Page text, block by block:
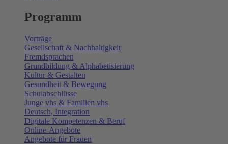
Programm
Vorträge
Gesellschaft & Nachhaltigkeit
Fremdsprachen
Grundbildung & Alphabetisierung
Kultur & Gestalten
Gesundheit & Bewegung
Schulabschlüsse
Junge vhs & Familien vhs
Deutsch, Integration
Digitale Kompetenzen & Beruf
Online-Angebote
Angebote für Frauen